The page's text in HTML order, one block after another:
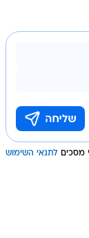
מסכים לתנאי השימוש